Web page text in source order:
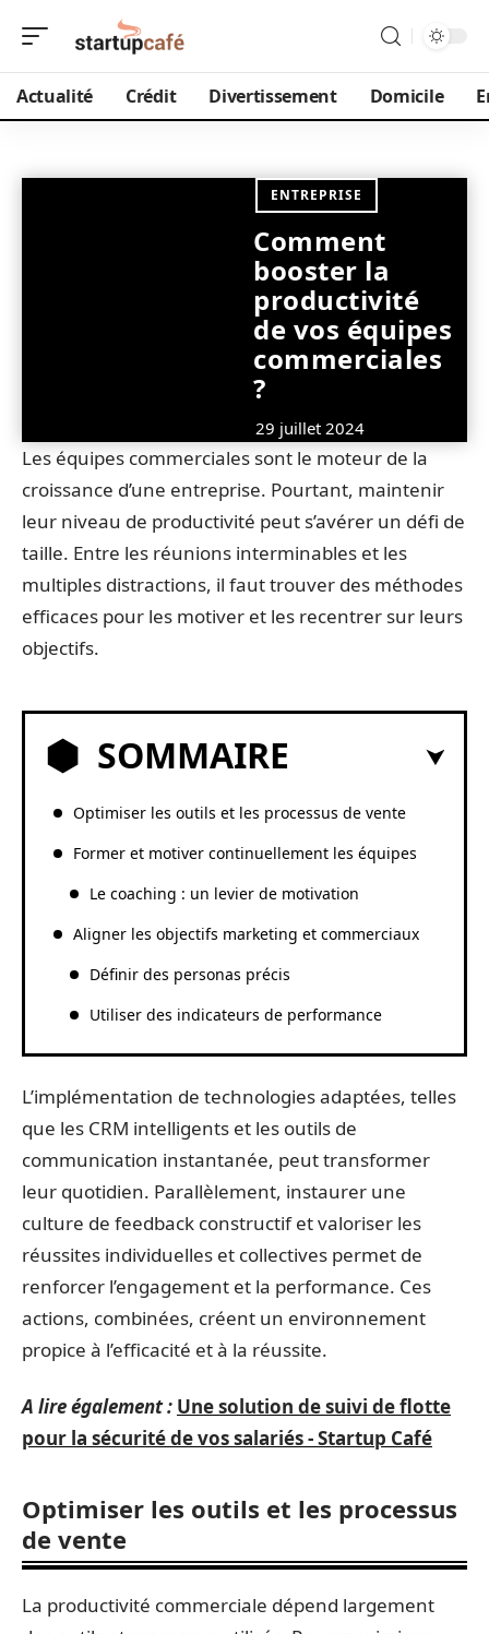
Actualité Crédit Divertissement Domicile
ENTREPRISE
Comment
booster la
productivité
de vos équipes
commerciales
?
29 juillet 2024
Les équipes commerciales sont le moteur de la
croissance d’une entreprise. Pourtant, maintenir
leur niveau de productivité peut s’avérer un défi de
taille. Entre les réunions interminables et les
multiples distractions, il faut trouver des méthodes
efficaces pour les motiver et les recentrer sur leurs
objectifs.
SOMMAIRE
Optimiser les outils et les processus de vente
Former et motiver continuellement les équipes
Le coaching : un levier de motivation
Aligner les objectifs marketing et commerciaux
Définir des personas précis
Utiliser des indicateurs de performance
L’implémentation de technologies adaptées, telles
que les CRM intelligents et les outils de
communication instantanée, peut transformer
leur quotidien. Parallèlement, instaurer une
culture de feedback constructif et valoriser les
réussites individuelles et collectives permet de
renforcer l’engagement et la performance. Ces
actions, combinées, créent un environnement
propice à l’efficacité et à la réussite.
A lire également : Une solution de suivi de flotte
pour la sécurité de vos salariés - Startup Café
Optimiser les outils et les processus
de vente
La productivité commerciale dépend largement